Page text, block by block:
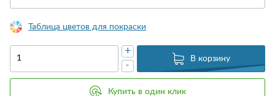
Таблица цветов для покраски
-
+
В корзину
Купить в один клик